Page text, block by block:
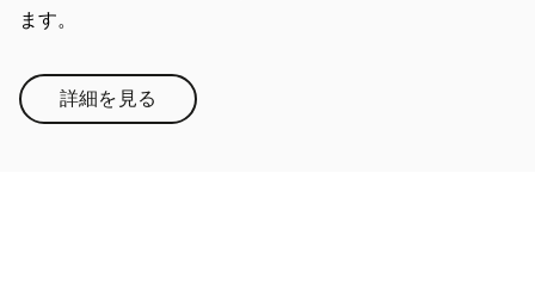
ます。
詳細を見るLink Opens in New Tab